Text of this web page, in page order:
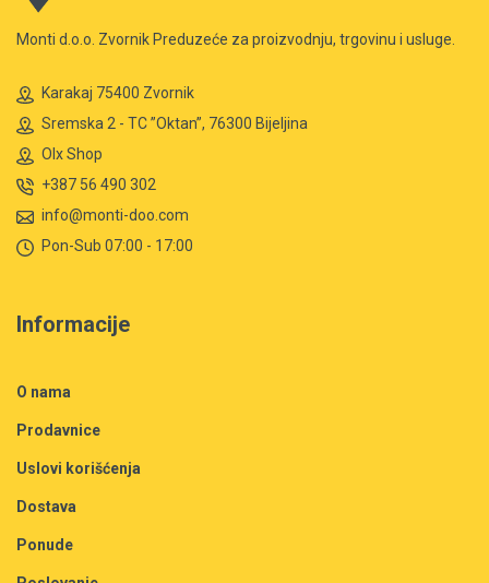
Monti d.o.o. Zvornik Preduzeće za proizvodnju, trgovinu i usluge.
Karakaj 75400 Zvornik
Sremska 2 - TC ”Oktan”, 76300 Bijeljina
Olx Shop
+387 56 490 302
info@monti-doo.com
Pon-Sub 07:00 - 17:00
Informacije
O nama
Prodavnice
Uslovi korišćenja
Dostava
Ponude